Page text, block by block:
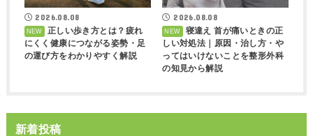
2026.08.08
正しい歩き方とは？疲れ
にくく健康につながる姿勢・足
の運び方をわかりやすく解説
2026.08.08
寝違え 首が痛いときの正
しい対処法｜原因・治し方・や
ってはいけないことを整形外科
の知見から解説
新着投稿